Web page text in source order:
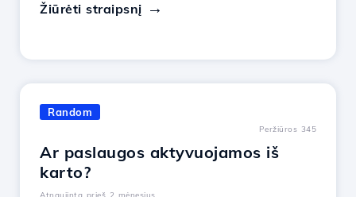
Žiūrėti straipsnį
Random
Peržiūros 345
Ar paslaugos aktyvuojamos iš
karto?